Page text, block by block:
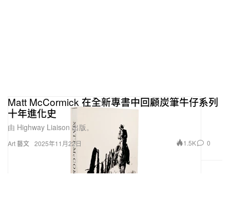
Art 藝文
Matt McCormick 在全新專書中回顧炭筆牛仔系列
十年進化史
由 Highway Liaison 出版。
2025年11月22日 1.5K 0